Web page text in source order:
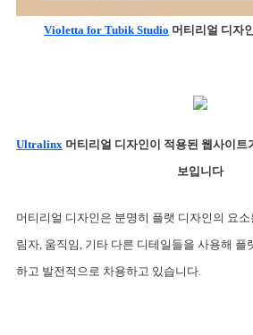
Violetta for Tubik Studio 머티리얼 디자
Ultralinx 머티리얼 디자인이 적용된 웹사이트
보입니다
머티리얼 디자인은 분명히 플랫 디자인의 요
림자, 움직임, 기타 다른 디테일들을 사용해 플
하고 발전적으로 차용하고 있습니다.